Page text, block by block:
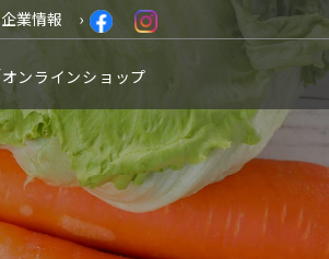
企業情報
オンラインショップ